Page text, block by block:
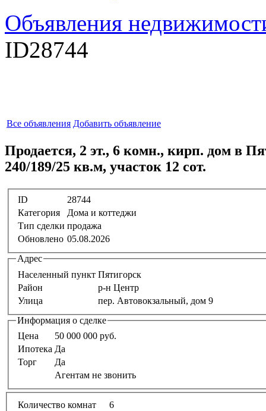
Объявления
ID28744
Все объявления Добавить объявление
Продается, 2 эт., 6 комн., кирп. дом в
240/189/25 кв.м, участок 12 сот.
ID
28744
Категория
Дома и коттеджи
Тип сделки продажа
Обновлено 05.08.2026
Адрес
Населенный пункт Пятигорск
Район
р-н Центр
Улица
пер. Автовокзальный, дом 9
Информация о сделке
Цена
50 000 000 руб.
Ипотека Да
Торг
Да
Агентам не звонить
Количество комнат
6